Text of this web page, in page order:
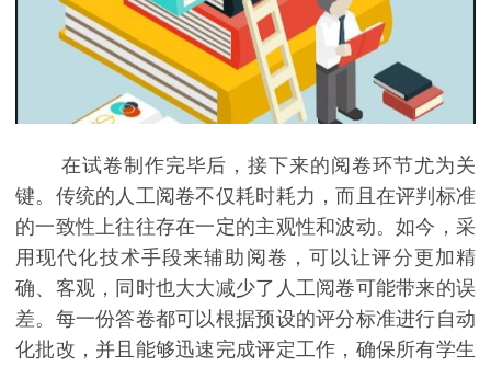
在试卷制作完毕后，接下来的阅卷环节尤为关
键。传统的人工阅卷不仅耗时耗力，而且在评判标准
的一致性上往往存在一定的主观性和波动。如今，采
用现代化技术手段来辅助阅卷，可以让评分更加精
确、客观，同时也大大减少了人工阅卷可能带来的误
差。每一份答卷都可以根据预设的评分标准进行自动
化批改，并且能够迅速完成评定工作，确保所有学生